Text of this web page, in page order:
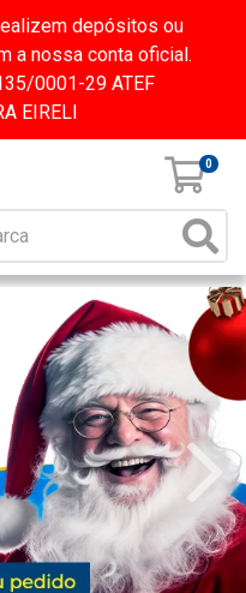
depósitos ou
a nossa conta oficial.
0001-29 ATEF
EIRELI
0